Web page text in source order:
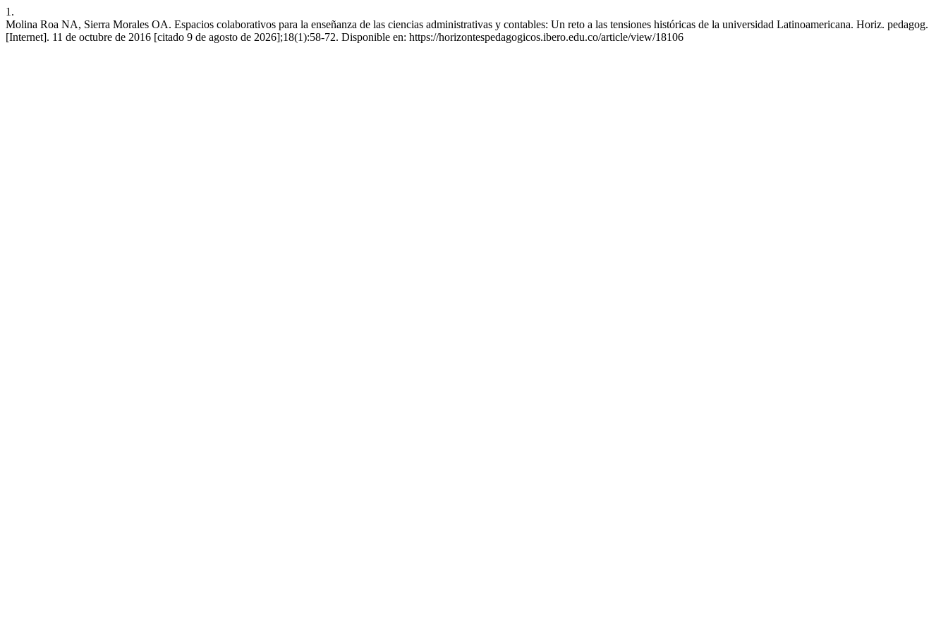
1.
Molina Roa NA, Sierra Morales OA. Espacios colaborativos para la enseñanza de las ciencias administrativas y contables: Un reto a las tensiones históricas de la universidad Latinoamericana. Horiz. pedagog.
[Internet]. 11 de octubre de 2016 [citado 9 de agosto de 2026];18(1):58-72. Disponible en: https://horizontespedagogicos.ibero.edu.co/article/view/18106